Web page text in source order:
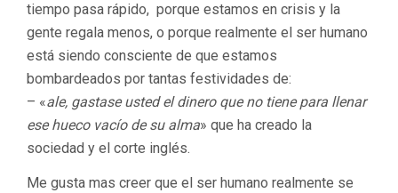
tiempo pasa rápido, porque estamos en crisis y la
gente regala menos, o porque realmente el ser humano
está siendo consciente de que estamos
bombardeados por tantas festividades de:
– «ale, gastase usted el dinero que no tiene para llenar
ese hueco vacío de su alma» que ha creado la
sociedad y el corte inglés.
Me gusta mas creer que el ser humano realmente se